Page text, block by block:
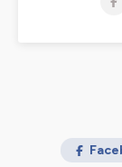
INSERM à
Avec Samira
LE MONDE
13 épisodes